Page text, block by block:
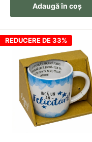
Adaugă în coș
REDUCERE DE 33%